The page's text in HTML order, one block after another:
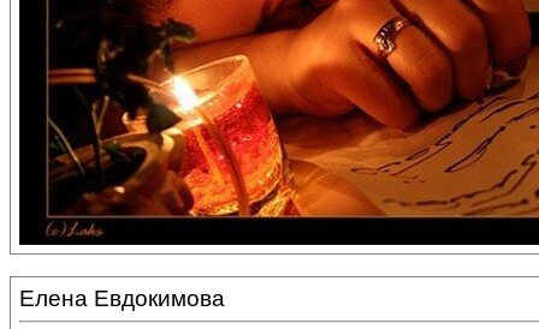
Елена Евдокимова